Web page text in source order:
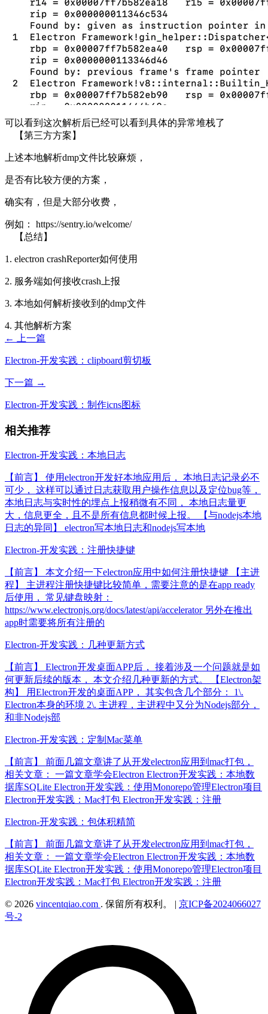
可以看到这次解析后已经可以看到具体的异常堆栈了
【第三方方案】
上述本地解析dmp文件比较麻烦，
是否有比较方便的方案，
确实有，但是大部分收费，
例如： https://sentry.io/welcome/
【总结】
1. electron crashReporter如何使用
2. 服务端如何接收crash上报
3. 本地如何解析接收到的dmp文件
4. 其他解析方案
← 上一篇
Electron-开发实践：clipboard剪切板
下一篇 →
Electron-开发实践：制作icns图标
相关推荐
Electron-开发实践：本地日志
【前言】 使用electron开发好本地应用后， 本地日志记录必不
可少， 这样可以通过日志获取用户操作信息以及定位bug等，
本地日志与实时性的埋点上报稍微有不同， 本地日志量更
大，信息更全，且不是所有信息都时候上报。 【与nodejs本地
日志的异同】 electron写本地日志和nodejs写本地
Electron-开发实践：注册快捷键
【前言】 本文介绍一下electron应用中如何注册快捷键 【主进
程】 主进程注册快捷键比较简单，需要注意的是在app ready
后使用， 常见键盘映射：
https://www.electronjs.org/docs/latest/api/accelerator 另外在推出
app时需要将所有注册的
Electron-开发实践：几种更新方式
【前言】 Electron开发桌面APP后， 接着涉及一个问题就是如
何更新后续的版本， 本文介绍几种更新的方式。 【Electron架
构】 用Electron开发的桌面APP， 其实包含几个部分： 1\.
Electron本身的环境 2\. 主进程，主进程中又分为Nodejs部分，
和非Nodejs部
Electron-开发实践：定制Mac菜单
【前言】 前面几篇文章讲了从开发electron应用到mac打包，
相关文章： 一篇文章学会Electron Electron开发实践：本地数
据库SQLite Electron开发实践：使用Monorepo管理Electron项目
Electron开发实践：Mac打包 Electron开发实践：注册
Electron-开发实践：包体积精简
【前言】 前面几篇文章讲了从开发electron应用到mac打包，
相关文章： 一篇文章学会Electron Electron开发实践：本地数
据库SQLite Electron开发实践：使用Monorepo管理Electron项目
Electron开发实践：Mac打包 Electron开发实践：注册
© 2026 vincentqiao.com . 保留所有权利。 | 京ICP备2024066027
号-2